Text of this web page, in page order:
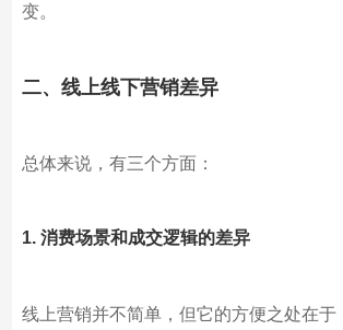
变。
二、线上线下营销差异
总体来说，有三个方面：
1. 消费场景和成交逻辑的差异
线上营销并不简单，但它的方便之处在于